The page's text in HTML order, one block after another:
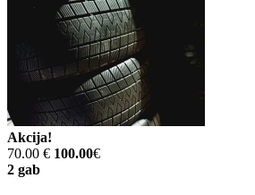
Akcija!
70.00 € 100.00€
2 gab